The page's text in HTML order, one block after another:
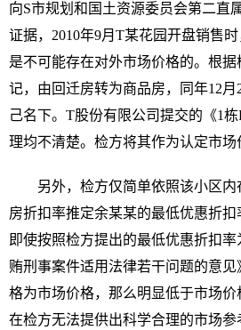
向S市规划和国土资源委员会第二直
证据，2010年9月T某花园开盘销售
是不可能存在对外市场价格的。根
记，由回迁房转为商品房，同年12
己名下。T股份有限公司提交的《1
理均不清楚。检方将其作为认定市
另外，检方仅简单依照该小区
房折扣率推定余某某的最低优惠折
即使按照检方提出的最低优惠折扣
贿刑事案件适用法律若干问题的意
格为市场价格，那么明显低于市场
在检方无法提供出科学合理的市场